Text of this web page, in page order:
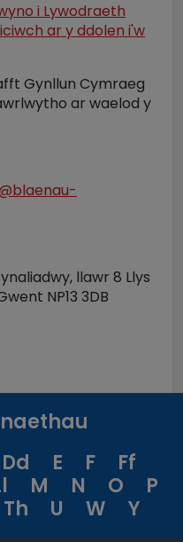
i Lywodraeth
ar y ddolen i'w
Gynllun Cymraeg
ar waelod y
llawr 8 Llys
NP13 3DB
Dd E F
Ff
M N O
P
Th U W Y